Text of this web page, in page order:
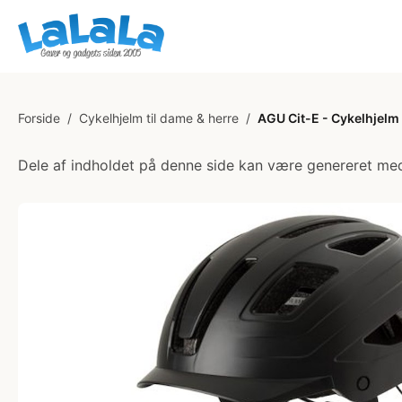
Forside / Cykelhjelm til dame & herre / AGU Cit-E -
Dele af indholdet på denne side kan være genereret